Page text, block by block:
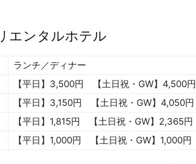
エンタルホテル
ランチ／ディナー
【平日】3,500円 【土日祝・GW】4,500円
【平日】3,150円 【土日祝・GW】4,050円
【平日】1,815円 【土日祝・GW】2,365円
【平日】1,000円 【土日祝・GW】1,000円